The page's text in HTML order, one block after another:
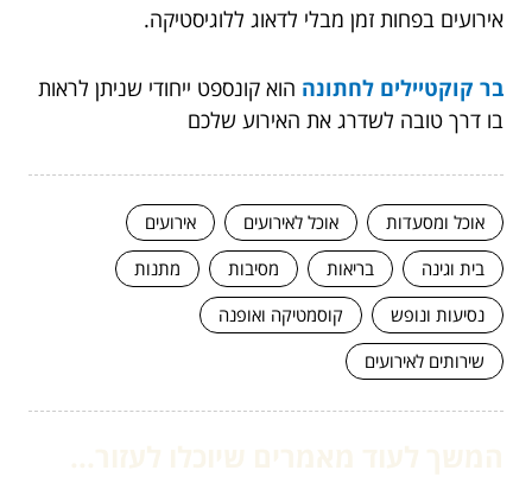
אירועים בפחות זמן מבלי לדאוג ללוגיסטיקה.
בר קוקטיילים לחתונה הוא קונספט ייחודי שניתן לראות
בו דרך טובה לשדרג את האירוע שלכם
אוכל ומסעדות אוכל לאירועים
אירועים
בית וגינה
בריאות מסיבות
מתנות
נסיעות ונופש
קוסמטיקה ואופנה
שירותים לאירועים